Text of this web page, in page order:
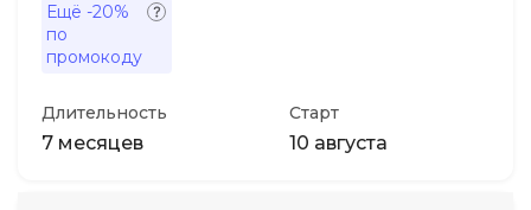
Ещё -20%
по
промокоду
Длительность
7 месяцев
Старт
10 августа